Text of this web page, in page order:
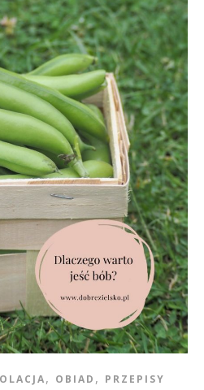
, OBIAD , PRZEPISY